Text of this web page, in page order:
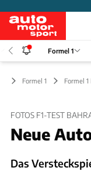
Formel 1
Formel 1 Formel
FOTOS F1-TEST
Neue
Das